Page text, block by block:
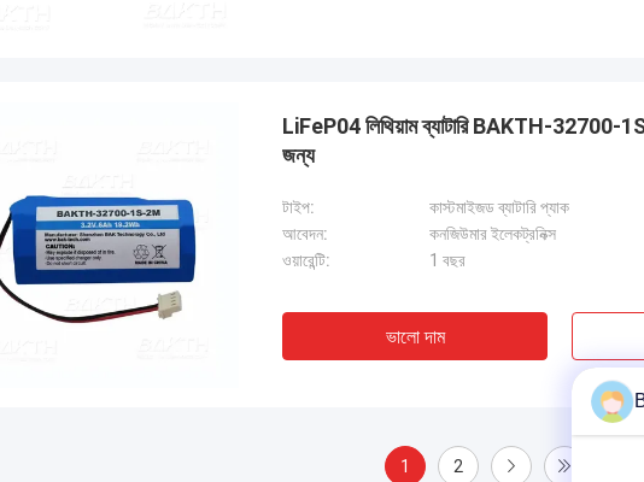
LiFeP04 লিথিয়াম ব্যাটারি BAKTH-32700-
জন্য
টাইপ:
কাস্টমাইজড ব্যাটারি প্যাক
আবেদন:
কনজিউমার ইলেকট্রনিক্স
ওয়ারেন্টি:
1 বছর
ভালো দাম
1 2